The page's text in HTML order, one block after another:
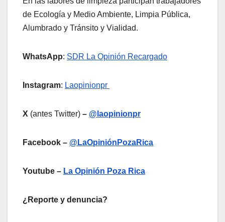
de Ecología y Medio Ambiente, Limpia Pública,
Alumbrado y Tránsito y Vialidad.
WhatsApp: SDR La Opinión Recargado
Instagram: Laopinionpr
X (antes Twitter) – @laopinionpr
Facebook – @LaOpiniónPozaRica
Youtube – La Opinión Poza Rica
¿Reporte y denuncia?